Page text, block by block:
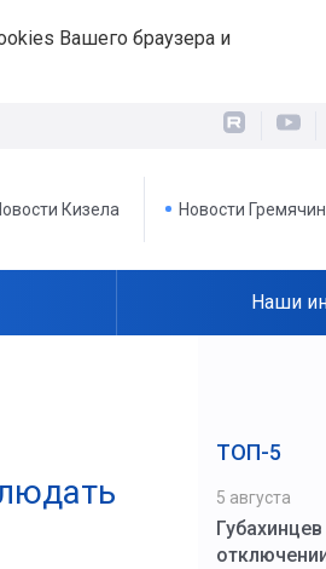
Вашего браузера и
Кизела Новости
Наши
ТОП-5
5 августа